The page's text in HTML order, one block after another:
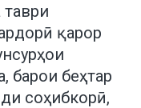
қарор
барои беҳтар
соҳибкорӣ,